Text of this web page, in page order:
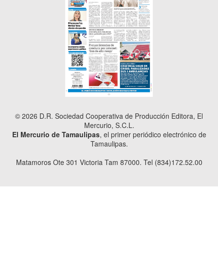
© 2026 D.R. Sociedad Cooperativa de Producción Editora, El
Mercurio, S.C.L.
El Mercurio de Tamaulipas, el primer periódico electrónico de
Tamaulipas.
Matamoros Ote 301 Victoria Tam 87000. Tel (834)172.52.00